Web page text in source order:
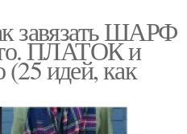
завязать ШАРФ
ПЛАТОК и
идей, как